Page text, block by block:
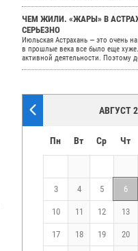
ЧЕМ ЖИЛИ. «ЖАРЫ» В
СЕРЬЕЗНО
Июльская Астрахань — это очень
в прошлые века все было еще
активной деятельности. Поэтому
АВГУСТ
Пн Вт Ср Чт
3 4 5 6
10 11 12 13
17 18 19 20